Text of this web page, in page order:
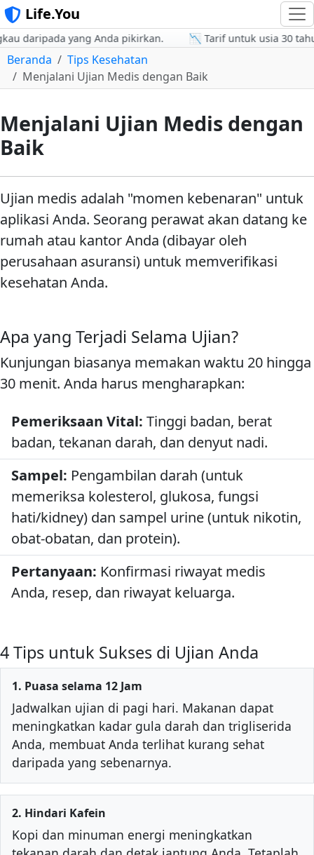
Life.You
daripada yang Anda pikirkan. 📉 Tarif untuk usia 30
Beranda
Tips Kesehatan
Menjalani Ujian Medis dengan Baik
Menjalani Ujian Medis dengan
Baik
Ujian medis adalah "momen kebenaran" untuk
aplikasi Anda. Seorang perawat akan datang ke
rumah atau kantor Anda (dibayar oleh
perusahaan asuransi) untuk memverifikasi
kesehatan Anda.
Apa yang Terjadi Selama Ujian?
Kunjungan biasanya memakan waktu 20 hingga
30 menit. Anda harus mengharapkan:
Pemeriksaan Vital: Tinggi badan, berat
badan, tekanan darah, dan denyut nadi.
Sampel: Pengambilan darah (untuk
memeriksa kolesterol, glukosa, fungsi
hati/kidney) dan sampel urine (untuk nikotin,
obat-obatan, dan protein).
Pertanyaan: Konfirmasi riwayat medis
Anda, resep, dan riwayat keluarga.
4 Tips untuk Sukses di Ujian Anda
1. Puasa selama 12 Jam
Jadwalkan ujian di pagi hari. Makanan dapat
meningkatkan kadar gula darah dan trigliserida
Anda, membuat Anda terlihat kurang sehat
daripada yang sebenarnya.
2. Hindari Kafein
Kopi dan minuman energi meningkatkan